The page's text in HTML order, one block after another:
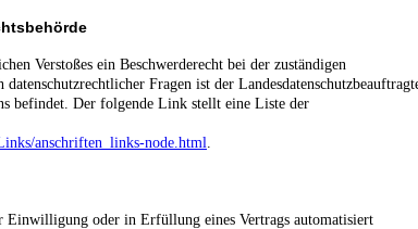
Verstoßes ein Beschwerderecht bei der zuständigen
Fragen ist der
befindet. Der folgende Link stellt eine Liste der
anschriften_links-node.html.
Einwilligung oder in Erfüllung eines Vertrags automatisiert